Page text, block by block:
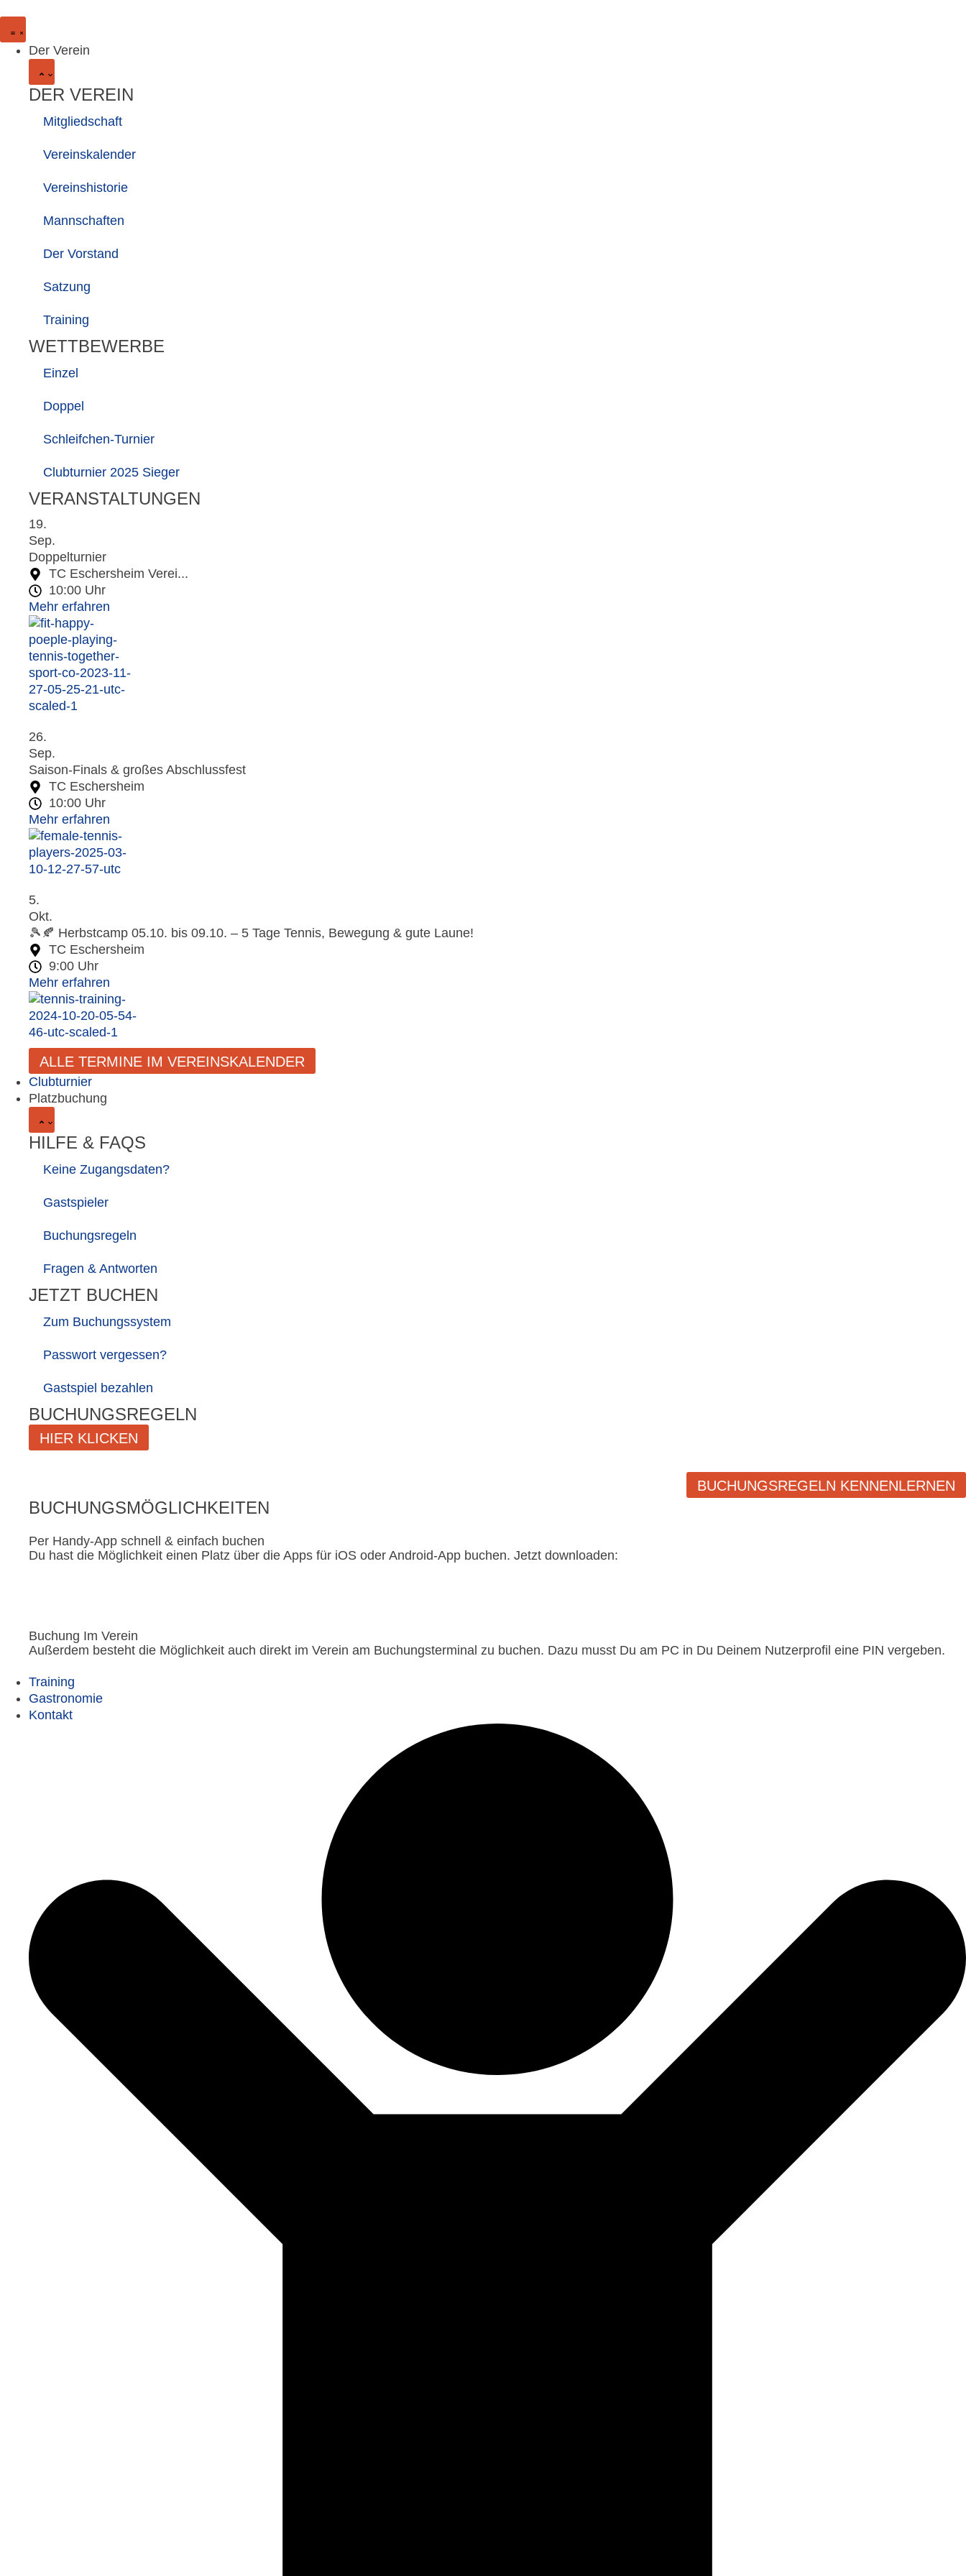
Der Verein
DER VEREIN
Mitgliedschaft
Vereinskalender
Vereinshistorie
Mannschaften
Der Vorstand
Satzung
Training
WETTBEWERBE
Einzel
Doppel
Schleifchen-Turnier
Clubturnier 2025 Sieger
VERANSTALTUNGEN
19.
Sep.
Doppelturnier
TC Eschersheim Verei...
10:00 Uhr
Mehr erfahren
26.
Sep.
Saison-Finals & großes Abschlussfest
TC Eschersheim
10:00 Uhr
Mehr erfahren
5.
Okt.
🎾🍂 Herbstcamp 05.10. bis 09.10. – 5 Tage Tennis, Bewegung & gute Laune!
TC Eschersheim
9:00 Uhr
Mehr erfahren
ALLE TERMINE IM VEREINSKALENDER
Clubturnier
Platzbuchung
HILFE & FAQS
Keine Zugangsdaten?
Gastspieler
Buchungsregeln
Fragen & Antworten
JETZT BUCHEN
Zum Buchungssystem
Passwort vergessen?
Gastspiel bezahlen
BUCHUNGSREGELN
HIER KLICKEN
BUCHUNGSREGELN KENNENLERNEN
BUCHUNGSMÖGLICHKEITEN
Per Handy-App schnell & einfach buchen
Du hast die Möglichkeit einen Platz über die Apps für iOS oder Android-App buchen. Jetzt downloaden:
Buchung Im Verein​
Außerdem besteht die Möglichkeit auch direkt im Verein am Buchungsterminal zu buchen. Dazu musst Du am PC in Du Deinem Nutzerprofil eine PIN vergeben.
Training
Gastronomie
Kontakt